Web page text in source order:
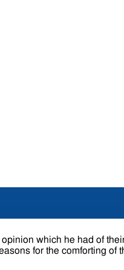
which he had of
for the comforting of